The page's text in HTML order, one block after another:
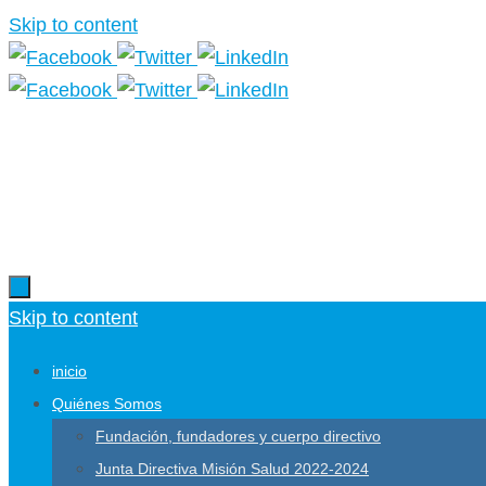
Skip to content
Skip to content
inicio
Quiénes Somos
Fundación, fundadores y cuerpo directivo
Junta Directiva Misión Salud 2022-2024